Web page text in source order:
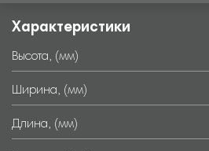
Характеристики
Высота, (мм)
Ширина, (мм)
Длина, (мм)